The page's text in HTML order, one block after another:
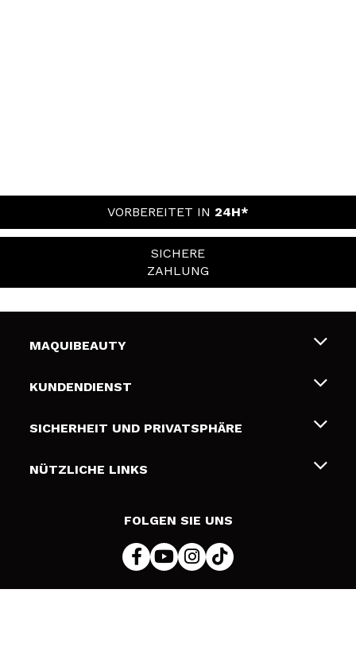
VORBEREITET IN 24H*
SICHERE
ZAHLUNG
MAQUIBEAUTY
Über uns
Geschenkkarten
KUNDENDIENST
Liefer- und Versandkosten
Zahlung
SICHERHEIT UND PRIVATSPHÄRE
Bedingungen und Datenschutz
NÜTZLICHE LINKS
FOLGEN SIE UNS